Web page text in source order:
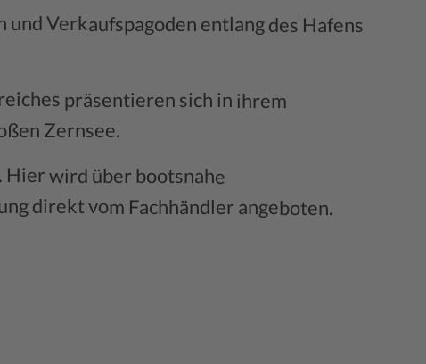
Verkaufspagoden entlang des Hafens
präsentieren sich in ihrem
Zernsee.
Hier wird über bootsnahe
direkt vom Fachhändler angeboten.